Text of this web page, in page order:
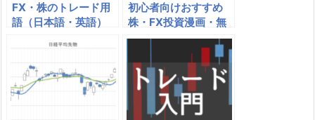
FX・株のトレード用
語（日本語・英語）
初心者向けおすすめ
株・FX投資漫画・無
料漫画10選｜株やFX
の勉強になるマンガは